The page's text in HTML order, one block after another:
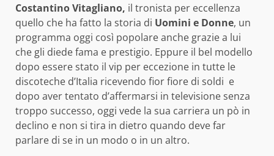
Costantino Vitagliano, il tronista per eccellenza
quello che ha fatto la storia di Uomini e Donne, un
programma oggi così popolare anche grazie a lui
che gli diede fama e prestigio. Eppure il bel modello
dopo essere stato il vip per eccezione in tutte le
discoteche d’Italia ricevendo fior fiore di soldi e
dopo aver tentato d’affermarsi in televisione senza
troppo successo, oggi vede la sua carriera un pò in
declino e non si tira in dietro quando deve far
parlare di se in un modo o in un altro.